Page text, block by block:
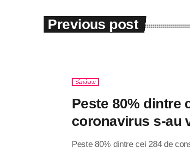
Previous post
Sănătate
Peste 80% dintre
coronavirus s-au
Peste 80% dintre cei 284 de